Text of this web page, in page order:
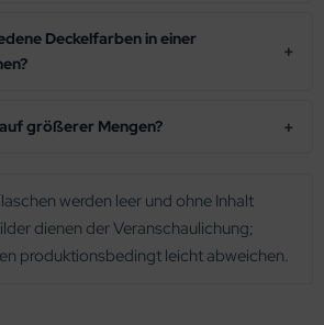
Deckelfarben in einer
größerer Mengen?
werden leer und ohne Inhalt
dienen der Veranschaulichung;
produktionsbedingt leicht abweichen.